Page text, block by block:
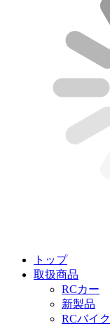
トップ
取扱商品
RCカー
新製品
RCバイク